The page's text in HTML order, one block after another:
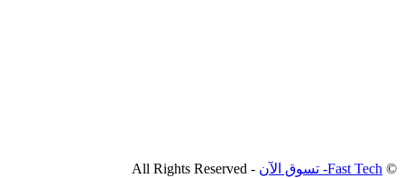
© Fast Tech- تسوق الآن - All Rights Reserved